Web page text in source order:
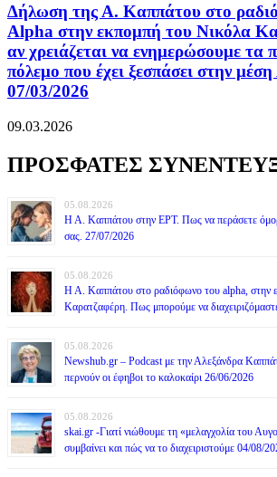
Δήλωση της Α. Καππάτου στο
Alpha στην εκπομπή του Νικόλα
αν χρειάζεται να ενημερώσουμε τα
πόλεμο που έχει ξεσπάσει στην
07/03/2026
09.03.2026
ΠΡΟΣΦΑΤΕΣ
05.08.2026
Η Α. Καππάτου στην ΕΡΤ. Πως να περάσετε
σας. 27/07/2026
05.08.2026
Η Α. Καππάτου στο ραδιόφωνο του alpha, στην
Καρατζαφέρη. Πως μπορούμε να
05.08.2026
Newshub.gr – Podcast με την Αλεξάνδρα
περνούν οι έφηβοι το καλοκαίρι 26/06/2026
05.08.2026
skai.gr -Γιατί νιώθουμε τη «μελαγχολία του
συμβαίνει και πώς να το διαχειριστούμε 04/08/